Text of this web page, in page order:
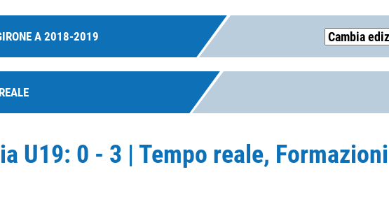
A 2018-2019
U19: 0 - 3 | Tempo reale, Formazioni